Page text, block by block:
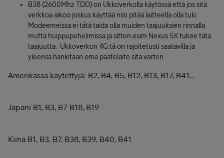
B38 (2600Mhz TDD) on Ukkoverkolla käytössä että jos sitä
verkkoa aikoo joskus käyttää niin pitää laitteella olla tuki.
Modeemeissa ei tätä taida olla muiden taajuuksien rinnalla
mutta huippupuhelimissa ja sitten esim Nexus 5X tukee tätä
taajuutta. Ukkoverkon 4G:tä on rajoitetusti saatavilla ja
yleensä hankitaan oma päätelaite sitä varten.
Amerikassa käytettyjä: B2, B4, B5, B12, B13, B17, B41...
Japani B1, B3, B7 B18, B19
Kiina B1, B3, B7, B38, B39, B40, B41